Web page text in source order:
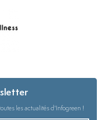
les actualités d'Infogreen !